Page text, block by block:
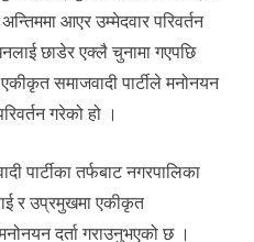
आएर उम्मेदवार परिवर्तन
छाडेर एक्लै चुनामा गएपछि
समाजवादी पार्टीले मनोनयन
गरेको हो ।
पार्टीका तर्फबाट नगरपालिका
र उप्रमुखमा एकीकृत
दर्ता गराउनुभएको छ ।